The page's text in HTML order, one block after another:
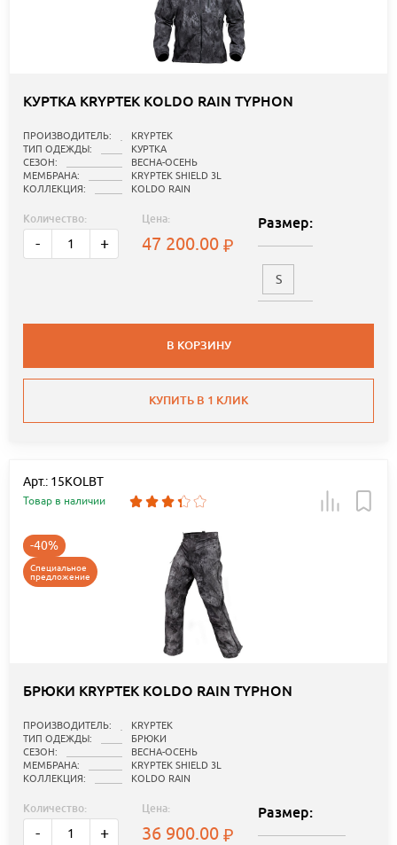
КУРТКА KRYPTEK KOLDO RAIN TYPHON
ПРОИЗВОДИТЕЛЬ:
KRYPTEK
ТИП ОДЕЖДЫ:
КУРТКА
СЕЗОН:
ВЕСНА-ОСЕНЬ
МЕМБРАНА:
KRYPTEK SHIELD 3L
КОЛЛЕКЦИЯ:
KOLDO RAIN
Количество:
- +
Цена:
47 200.00
Размер:
S
В КОРЗИНУ
КУПИТЬ В 1 КЛИК
Арт.: 15KOLBT
Товар в наличии
-40%
Специальное
предложение
БРЮКИ KRYPTEK KOLDO RAIN TYPHON
ПРОИЗВОДИТЕЛЬ:
KRYPTEK
ТИП ОДЕЖДЫ:
БРЮКИ
СЕЗОН:
ВЕСНА-ОСЕНЬ
МЕМБРАНА:
KRYPTEK SHIELD 3L
КОЛЛЕКЦИЯ:
KOLDO RAIN
Количество:
- +
Цена:
36 900.00
Размер: